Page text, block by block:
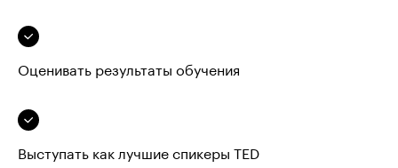
Оценивать результаты обучения
Выступать как лучшие спикеры TED